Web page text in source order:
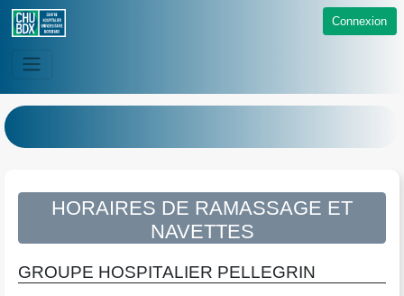
Connexion
HORAIRES DE RAMASSAGE ET
NAVETTES
GROUPE HOSPITALIER PELLEGRIN